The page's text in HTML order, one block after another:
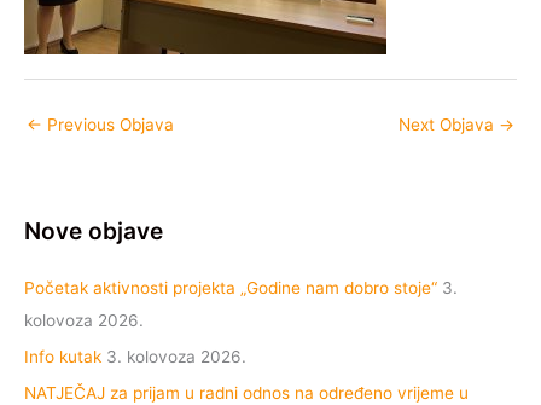
← Previous Objava Next Objava →
Nove objave
Početak aktivnosti projekta „Godine nam dobro stoje“ 3.
kolovoza 2026.
Info kutak 3. kolovoza 2026.
NATJEČAJ za prijam u radni odnos na određeno vrijeme u